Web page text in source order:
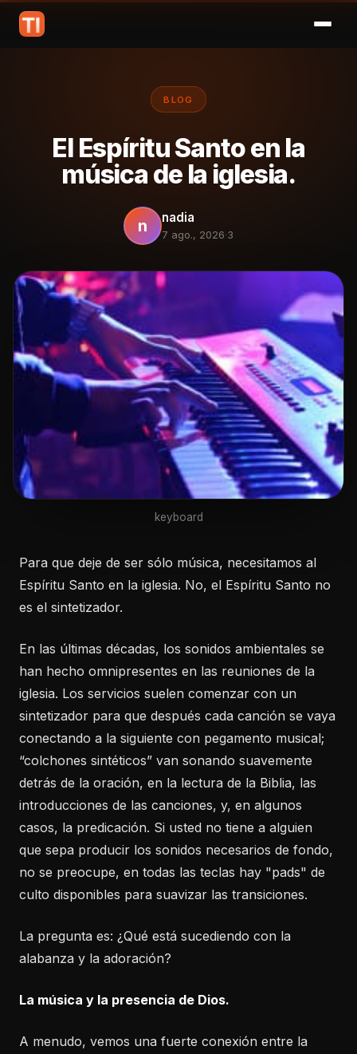
BLOG
El Espíritu Santo en la
música de la iglesia.
n nadia
7 ago., 2026·3
keyboard
Para que deje de ser sólo música, necesitamos al
Espíritu Santo en la iglesia. No, el Espíritu Santo no
es el sintetizador.
En las últimas décadas, los sonidos ambientales se
han hecho omnipresentes en las reuniones de la
iglesia. Los servicios suelen comenzar con un
sintetizador para que después cada canción se vaya
conectando a la siguiente con pegamento musical;
“colchones sintéticos” van sonando suavemente
detrás de la oración, en la lectura de la Biblia, las
introducciones de las canciones, y, en algunos
casos, la predicación. Si usted no tiene a alguien
que sepa producir los sonidos necesarios de fondo,
no se preocupe, en todas las teclas hay "pads" de
culto disponibles para suavizar las transiciones.
La pregunta es: ¿Qué está sucediendo con la
alabanza y la adoración?
La música y la presencia de Dios.
A menudo, vemos una fuerte conexión entre la